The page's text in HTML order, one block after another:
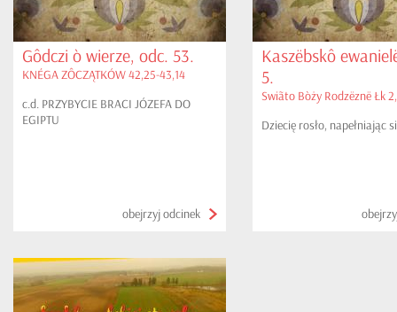
Gôdczi ò wierze, odc. 53.
KNÉGA ZÔCZĄTKÓW 42,25-43,14
c.d. PRZYBYCIE BRACI JÓZEFA DO
EGIPTU
obejrzyj odcinek
Kaszëbskô
5.
Swiãto Bòży Rodzëznë Łk
Dziecię rosło, napełniając